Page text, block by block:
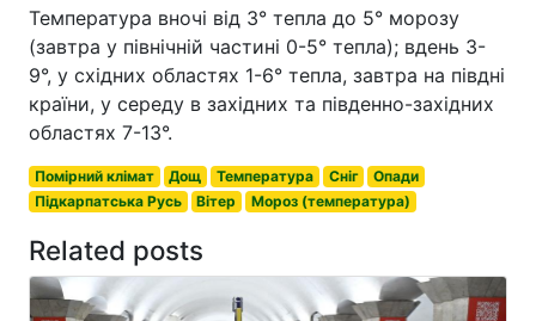
Температура вночі від 3° тепла до 5° морозу
(завтра у північній частині 0-5° тепла); вдень 3-
9°, у східних областях 1-6° тепла, завтра на півдні
країни, у середу в західних та південно-західних
областях 7-13°.
Помірний клімат Дощ Температура Сніг
Опади
Підкарпатська Русь
Вітер Мороз (температура)
Related posts